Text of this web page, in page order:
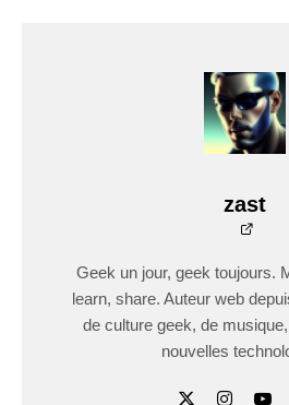
zast
Geek un jour, geek toujours.
learn, share. Auteur web
de culture geek, de
nouvelles